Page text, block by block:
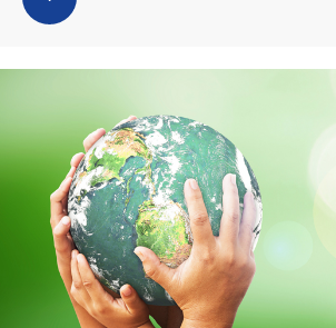
l
a
d
a
t
e
o
A
o
r